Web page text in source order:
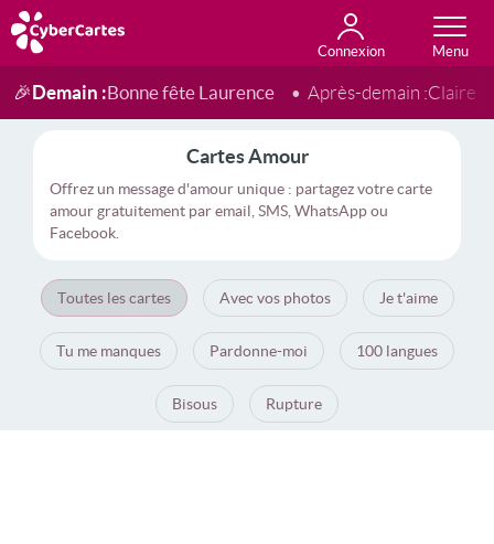
Connexion
Anniversaire
Fête du jour
Amour
Amitié
Merci
Toutes les cartes
🎉Demain :Bonne fête Laurence Après-demain :Claire
Cartes Amour
Offrez un message d'amour unique : partagez votre carte
amour gratuitement par email, SMS, WhatsApp ou
Facebook.
Toutes les cartes Avec vos photos Je t'aime
Tu me manques Pardonne-moi 100 langues
Bisous Rupture